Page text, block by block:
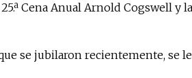
Cena Anual Arnold Cogswell y
se jubilaron recientemente, se